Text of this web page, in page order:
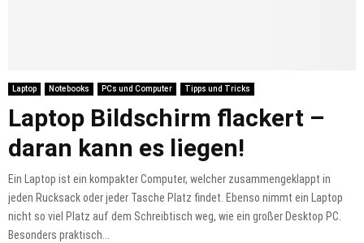
Laptop Notebooks PCs und Computer Tipps und Tricks
Laptop Bildschirm flackert –
daran kann es liegen!
Ein Laptop ist ein kompakter Computer, welcher zusammengeklappt in
jeden Rucksack oder jeder Tasche Platz findet. Ebenso nimmt ein Laptop
nicht so viel Platz auf dem Schreibtisch weg, wie ein großer Desktop PC.
Besonders praktisch...